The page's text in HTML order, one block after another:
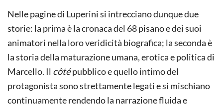
Nelle pagine di Luperini si intrecciano dunque due
storie: la prima è la cronaca del 68 pisano e dei suoi
animatori nella loro veridicità biografica; la seconda è
la storia della maturazione umana, erotica e politica di
Marcello. Il côtépubblico e quello intimo del
protagonista sono strettamente legati e si mischiano
continuamente rendendo la narrazione fluida e